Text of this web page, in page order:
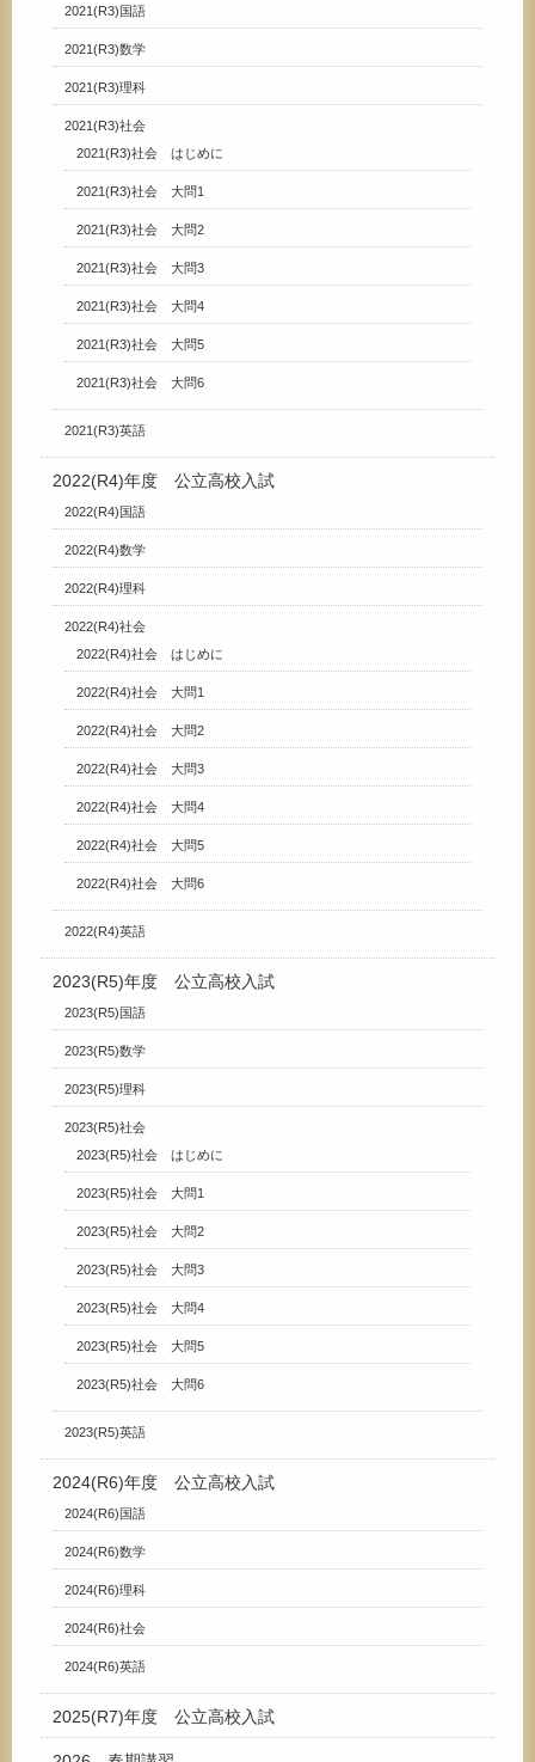
2021(R3)国語
2021(R3)数学
2021(R3)理科
2021(R3)社会
2021(R3)社会 はじめに
2021(R3)社会 大問1
2021(R3)社会 大問2
2021(R3)社会 大問3
2021(R3)社会 大問4
2021(R3)社会 大問5
2021(R3)社会 大問6
2021(R3)英語
2022(R4)年度 公立高校入試
2022(R4)国語
2022(R4)数学
2022(R4)理科
2022(R4)社会
2022(R4)社会 はじめに
2022(R4)社会 大問1
2022(R4)社会 大問2
2022(R4)社会 大問3
2022(R4)社会 大問4
2022(R4)社会 大問5
2022(R4)社会 大問6
2022(R4)英語
2023(R5)年度 公立高校入試
2023(R5)国語
2023(R5)数学
2023(R5)理科
2023(R5)社会
2023(R5)社会 はじめに
2023(R5)社会 大問1
2023(R5)社会 大問2
2023(R5)社会 大問3
2023(R5)社会 大問4
2023(R5)社会 大問5
2023(R5)社会 大問6
2023(R5)英語
2024(R6)年度 公立高校入試
2024(R6)国語
2024(R6)数学
2024(R6)理科
2024(R6)社会
2024(R6)英語
2025(R7)年度 公立高校入試